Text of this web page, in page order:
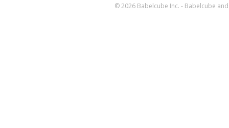
© 2026 Babelcube Inc. - Babelcube